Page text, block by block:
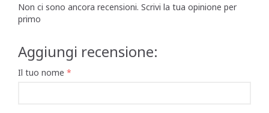
Non ci sono ancora recensioni. Scrivi la tua opinione per
primo
Aggiungi recensione:
Il tuo nome